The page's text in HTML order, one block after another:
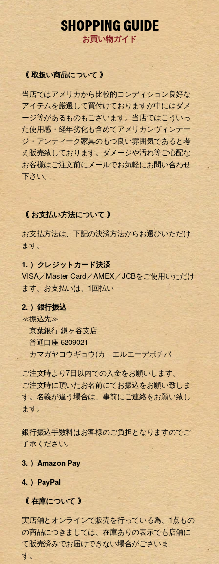
SHOPPING GUIDE
お買い物ガイド
｟ 取扱い商品について ｠
当店ではアメリカから比較的コンディション良好な
アイテムを厳選して買付けておりますが中にはダメ
ージ等があるものもございます。当店ではこういっ
た使用感・経年劣化も含めてアメリカンヴィンテー
ジ・アンティーク家具のもつ良い雰囲気であると考
え販売致しております。ダメージや汚れ等ご心配な
お客様はご注文前にメールでお気軽にお問い合わせ
下さい。
｟ お支払い方法について ｠
お支払方法は、下記の決済方法からお選びいただけ
ます。
1. ）クレジットカード決済
VISA／Master Card／AMEX／JCBをご使用いただけ
ます。お支払いは、1回払い
2. ）銀行振込
≪振込先≫
京葉銀行 鎌ヶ谷支店
普通口座 5209021
カマガヤコウギョウ(カ エルエーデポチバ
ご注文時より7日以内での入金をお願いします。
ご注文時に頂いたお名前にてお振込をお願い致しま
す。名義が違う場合は、事前にご連絡をお願い致し
ます。
銀行振込手数料はお客様のご負担となりますのでご
了承ください。
3. ）Amazon Pay
4. ）PayPal
｟ 在庫について ｠
実店舗とオンラインで販売を行っている為、1点もの
の商品につきましては、在庫ありの表示でも店舗に
て販売済みでお届けできない場合がございま
す。